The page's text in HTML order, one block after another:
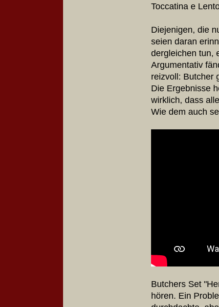
Toccatina e
Diejenigen, die
seien daran
dergleichen tun,
Argumentativ
reizvoll: Butcher
Die Ergebnisse
wirklich, dass
Wie dem auch
Butchers Set
hören. Ein